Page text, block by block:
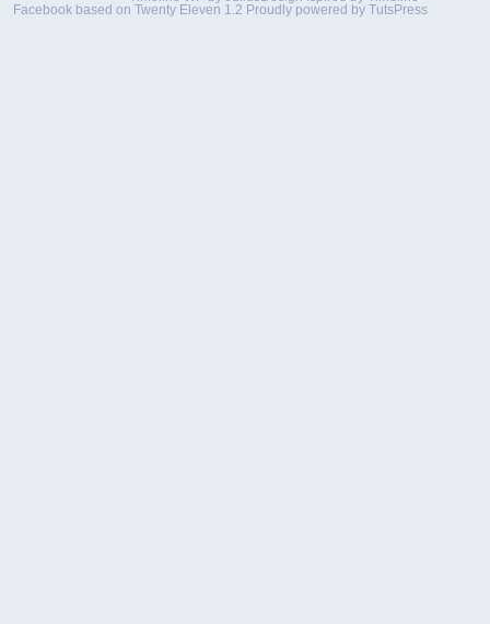
Facebook based on Twenty Eleven 1.2 Proudly powered by TutsPress